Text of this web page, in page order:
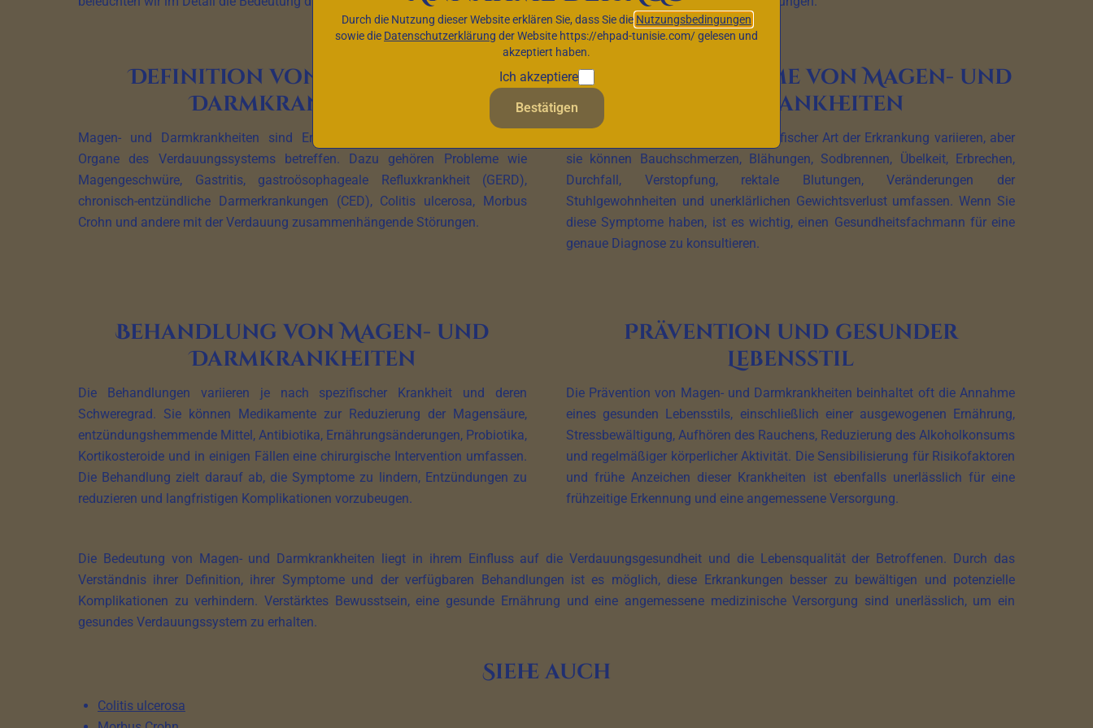
Definition von Magen- und
Darmkrankheiten
Magen- und Darmkrankheiten sind Erkrankungen, die diese essenziellen
Organe des Verdauungssystems betreffen. Dazu gehören Probleme wie
Magengeschwüre, Gastritis, gastroösophageale Refluxkrankheit (GERD),
chronisch-entzündliche Darmerkrankungen (CED), Colitis ulcerosa, Morbus
Crohn und andere mit der Verdauung zusammenhängende Störungen.
Häufige Symptome von Magen- und
Darmkrankheiten
Die Symptome können je nach spezifischer Art der Erkrankung variieren, aber
sie können Bauchschmerzen, Blähungen, Sodbrennen, Übelkeit, Erbrechen,
Durchfall, Verstopfung, rektale Blutungen, Veränderungen der
Stuhlgewohnheiten und unerklärlichen Gewichtsverlust umfassen. Wenn Sie
diese Symptome haben, ist es wichtig, einen Gesundheitsfachmann für eine
genaue Diagnose zu konsultieren.
Behandlung von Magen- und
Darmkrankheiten
Die Behandlungen variieren je nach spezifischer Krankheit und deren
Schweregrad. Sie können Medikamente zur Reduzierung der Magensäure,
entzündungshemmende Mittel, Antibiotika, Ernährungsänderungen, Probiotika,
Kortikosteroide und in einigen Fällen eine chirurgische Intervention umfassen.
Die Behandlung zielt darauf ab, die Symptome zu lindern, Entzündungen zu
reduzieren und langfristigen Komplikationen vorzubeugen.
Prävention und gesunder
Lebensstil
Die Prävention von Magen- und Darmkrankheiten beinhaltet oft die Annahme
eines gesunden Lebensstils, einschließlich einer ausgewogenen Ernährung,
Stressbewältigung, Aufhören des Rauchens, Reduzierung des Alkoholkonsums
und regelmäßiger körperlicher Aktivität. Die Sensibilisierung für Risikofaktoren
und frühe Anzeichen dieser Krankheiten ist ebenfalls unerlässlich für eine
frühzeitige Erkennung und eine angemessene Versorgung.
Die Bedeutung von Magen- und Darmkrankheiten liegt in ihrem Einfluss auf die Verdauungsgesundheit und die Lebensqualität der Betroffenen. Durch das
Verständnis ihrer Definition, ihrer Symptome und der verfügbaren Behandlungen ist es möglich, diese Erkrankungen besser zu bewältigen und potenzielle
Komplikationen zu verhindern. Verstärktes Bewusstsein, eine gesunde Ernährung und eine angemessene medizinische Versorgung sind unerlässlich, um ein
gesundes Verdauungssystem zu erhalten.
Siehe auch
Colitis ulcerosa
Durch die Nutzung dieser Website erklären Sie, dass Sie die Nutzungsbedingungen
sowie die Datenschutzerklärung der Website https://ehpad-tunisie.com/ gelesen und
akzeptiert haben.
Ich akzeptiere
Bestätigen